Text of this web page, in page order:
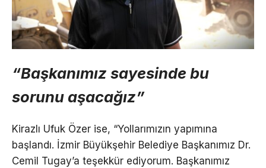
“Başkanımız sayesinde bu
sorunu aşacağız”
Kirazlı Ufuk Özer ise, “Yollarımızın yapımına
başlandı. İzmir Büyükşehir Belediye Başkanımız Dr.
Cemil Tugay’a teşekkür ediyorum. Başkanımız